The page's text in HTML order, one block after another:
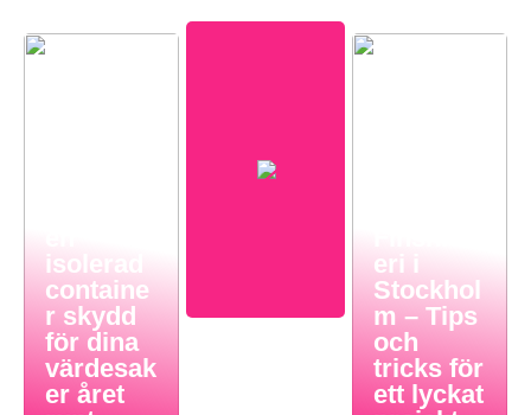
isolerad
containe
r skydd
för dina
värdesak
er året
eri i
Stockhol
m – Tips
och
tricks för
ett lyckat